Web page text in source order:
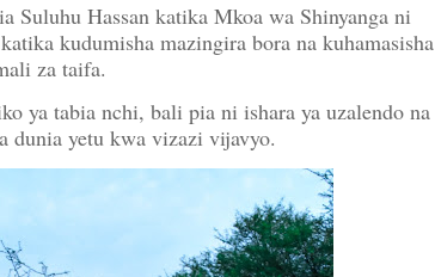
Suluhu Hassan katika Mkoa wa Shinyanga ni
kudumisha mazingira bora na kuhamasisha
za taifa.
ya tabia nchi, bali pia ni ishara ya uzalendo na
dunia yetu kwa vizazi vijavyo.